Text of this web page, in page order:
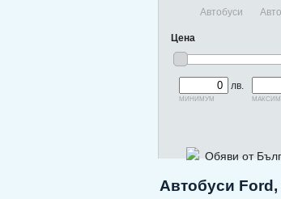
Автобуси
Цена
лв.
минимум
Обяви от
Автобуси